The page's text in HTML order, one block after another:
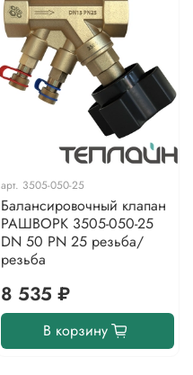
арт. 3505-050-25
Балансировочный клапан
РАШВОРК 3505-050-25
DN 50 PN 25 резьба/
резьба
8 535 ₽
В корзину